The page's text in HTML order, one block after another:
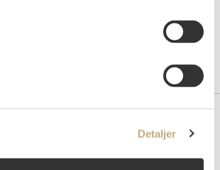
Detaljer
Auksjoner AS